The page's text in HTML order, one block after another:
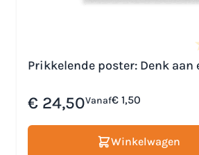
Prikkelende poster: Denk aan
€ 24,50Vanaf€ 1,50
Winkelwagen